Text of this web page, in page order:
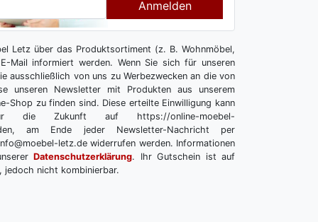
Anmelden
Letz über das Produktsortiment (z. B. Wohnmöbel,
Mail informiert werden. Wenn Sie sich für unseren
ausschließlich von uns zu Werbezwecken an die von
unseren Newsletter mit Produkten aus unserem
Shop zu finden sind. Diese erteilte Einwilligung kann
Zukunft auf https://online-moebel-
am Ende jeder Newsletter-Nachricht per
letz.de widerrufen werden. Informationen
Datenschutzerklärung. Ihr Gutschein ist auf
nicht kombinierbar.